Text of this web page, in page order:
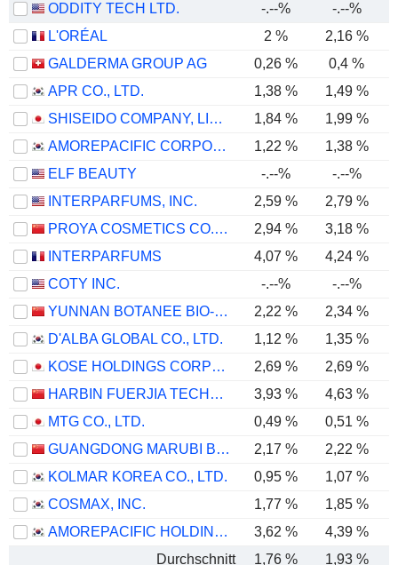
ODDITY TECH LTD. -.--% -.--%
L'ORÉAL
2 % 2,16 %
GALDERMA GROUP AG
0,26 % 0,4 %
APR CO., LTD.
1,38 % 1,49 %
SHISEIDO COMPANY, LIMITED
1,84 % 1,99 %
AMOREPACIFIC CORPORATION
1,22 % 1,38 %
ELF BEAUTY
-.--%
-.--%
INTERPARFUMS, INC.
2,59 % 2,79 %
PROYA COSMETICS CO.,LTD.
2,94 % 3,18 %
INTERPARFUMS
4,07 % 4,24 %
COTY INC.
-.--%
-.--%
YUNNAN BOTANEE BIO-TECHNOLOGY GROUP CO.LTD
2,22 % 2,34 %
D'ALBA GLOBAL CO., LTD.
1,12 % 1,35 %
KOSE HOLDINGS CORPORATION
2,69 % 2,69 %
HARBIN FUERJIA TECHNOLOGY CO., LTD.
3,93 % 4,63 %
MTG CO., LTD.
0,49 % 0,51 %
GUANGDONG MARUBI BIOTECHNOLOGY CO., LTD.
2,17 %
2,22 %
KOLMAR KOREA CO., LTD.
0,95 % 1,07 %
COSMAX, INC.
1,77 %
1,85 %
AMOREPACIFIC HOLDINGS CORP.
3,62 %
4,39 %
Durchschnitt
1,76 % 1,93 %